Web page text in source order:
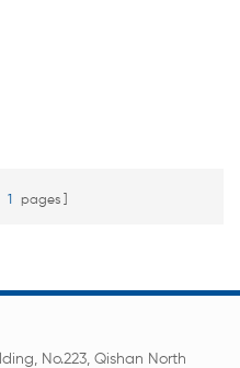
1 pages
No.223, Qishan North